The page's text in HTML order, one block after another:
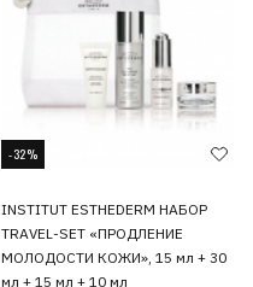
-32%
INSTITUT ESTHEDERM НАБОР
TRAVEL-SET «ПРОДЛЕНИЕ
МОЛОДОСТИ КОЖИ», 15 мл + 30
мл + 15 мл + 10 мл